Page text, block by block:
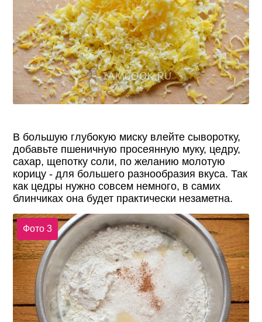
В большую глубокую миску влейте сыворотку,
добавьте пшеничную просеянную муку, цедру,
сахар, щепотку соли, по желанию молотую
корицу - для большего разнообразия вкуса. Так
как цедры нужно совсем немного, в самих
блинчиках она будет практически незаметна.
Фото 3